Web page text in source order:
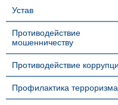
Устав
Противодействие
мошенничеству
Противодействие
Профилактика терроризма